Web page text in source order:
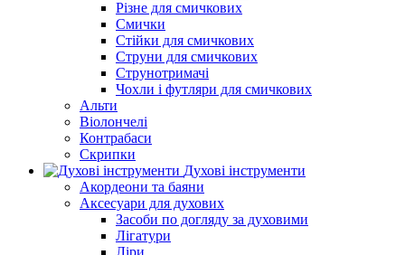
Різне для смичкових
Смички
Стійки для смичкових
Струни для смичкових
Струнотримачі
Чохли і футляри для смичкових
Альти
Віолончелі
Контрабаси
Скрипки
Духові інструменти
Акордеони та баяни
Аксесуари для духових
Засоби по догляду за духовими
Лігатури
Ліри